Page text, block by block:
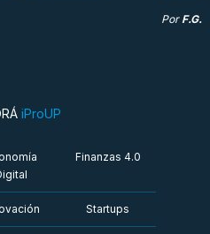
Por F.G.
iProUP
Finanzas 4.0
Startups